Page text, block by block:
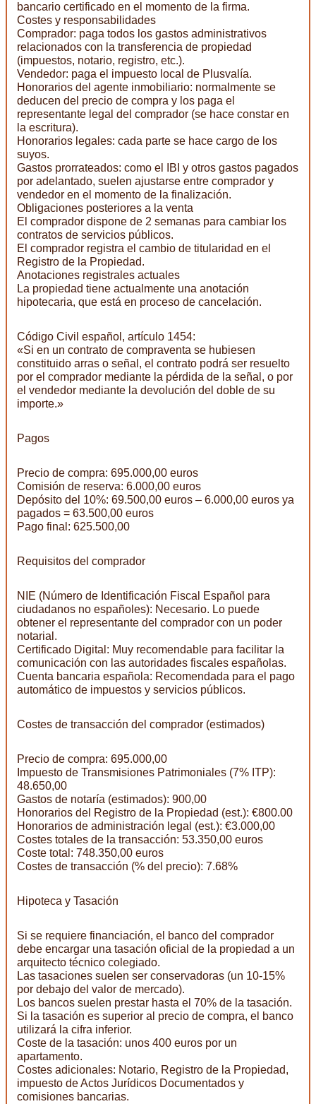
bancario certificado en el momento de la firma.
Costes y responsabilidades
Comprador: paga todos los gastos administrativos
relacionados con la transferencia de propiedad
(impuestos, notario, registro, etc.).
Vendedor: paga el impuesto local de Plusvalía.
Honorarios del agente inmobiliario: normalmente se
deducen del precio de compra y los paga el
representante legal del comprador (se hace constar en
la escritura).
Honorarios legales: cada parte se hace cargo de los
suyos.
Gastos prorrateados: como el IBI y otros gastos pagados
por adelantado, suelen ajustarse entre comprador y
vendedor en el momento de la finalización.
Obligaciones posteriores a la venta
El comprador dispone de 2 semanas para cambiar los
contratos de servicios públicos.
El comprador registra el cambio de titularidad en el
Registro de la Propiedad.
Anotaciones registrales actuales
La propiedad tiene actualmente una anotación
hipotecaria, que está en proceso de cancelación.
Código Civil español, artículo 1454:
«Si en un contrato de compraventa se hubiesen
constituido arras o señal, el contrato podrá ser resuelto
por el comprador mediante la pérdida de la señal, o por
el vendedor mediante la devolución del doble de su
importe.»
Pagos
Precio de compra: 695.000,00 euros
Comisión de reserva: 6.000,00 euros
Depósito del 10%: 69.500,00 euros – 6.000,00 euros ya
pagados = 63.500,00 euros
Pago final: 625.500,00
Requisitos del comprador
NIE (Número de Identificación Fiscal Español para
ciudadanos no españoles): Necesario. Lo puede
obtener el representante del comprador con un poder
notarial.
Certificado Digital: Muy recomendable para facilitar la
comunicación con las autoridades fiscales españolas.
Cuenta bancaria española: Recomendada para el pago
automático de impuestos y servicios públicos.
Costes de transacción del comprador (estimados)
Precio de compra: 695.000,00
Impuesto de Transmisiones Patrimoniales (7% ITP):
48.650,00
Gastos de notaría (estimados): 900,00
Honorarios del Registro de la Propiedad (est.): €800.00
Honorarios de administración legal (est.): €3.000,00
Costes totales de la transacción: 53.350,00 euros
Coste total: 748.350,00 euros
Costes de transacción (% del precio): 7.68%
Hipoteca y Tasación
Si se requiere financiación, el banco del comprador
debe encargar una tasación oficial de la propiedad a un
arquitecto técnico colegiado.
Las tasaciones suelen ser conservadoras (un 10-15%
por debajo del valor de mercado).
Los bancos suelen prestar hasta el 70% de la tasación.
Si la tasación es superior al precio de compra, el banco
utilizará la cifra inferior.
Coste de la tasación: unos 400 euros por un
apartamento.
Costes adicionales: Notario, Registro de la Propiedad,
impuesto de Actos Jurídicos Documentados y
comisiones bancarias.